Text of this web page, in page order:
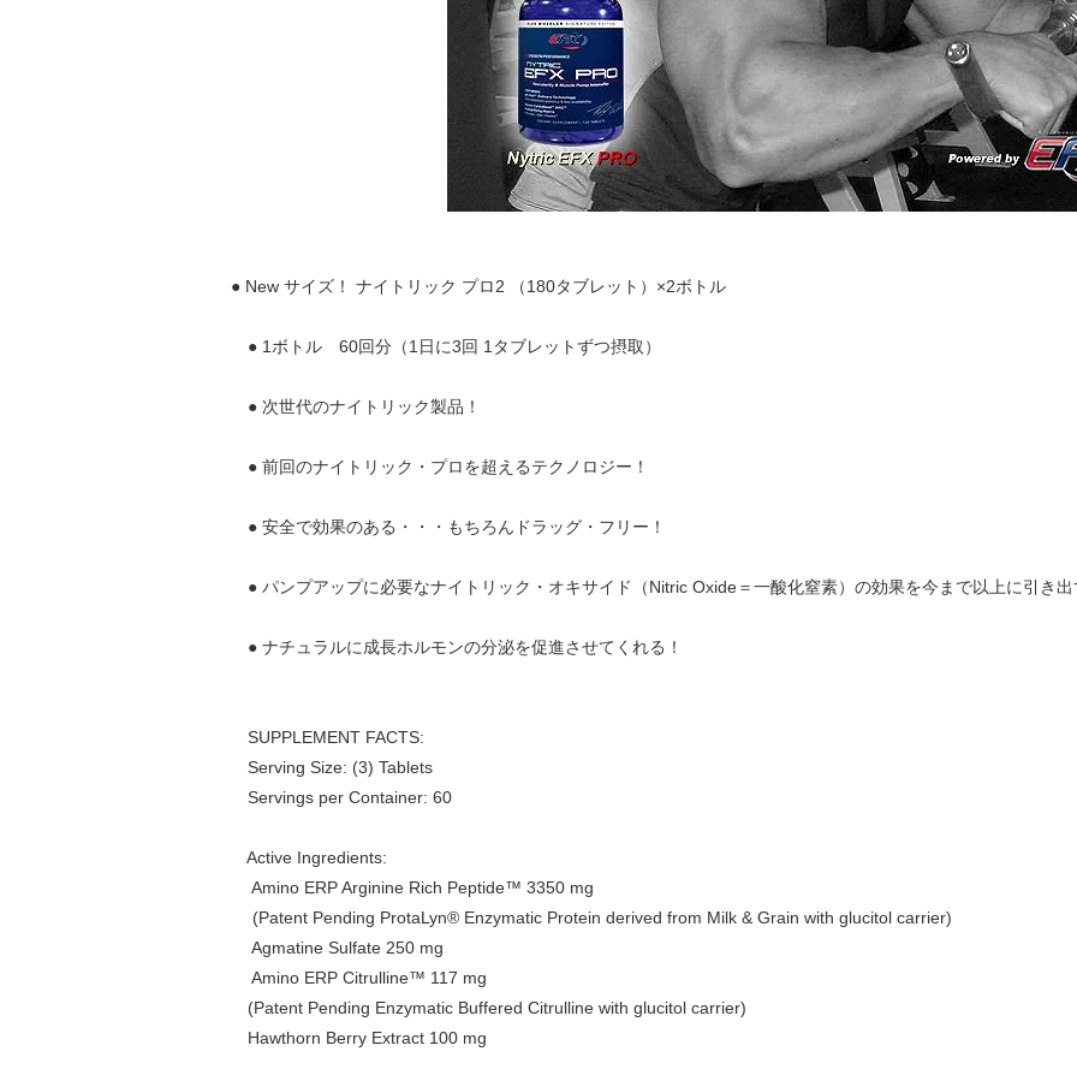
● New サイズ！ ナイトリック プロ2 （180タブレット）×2ボトル
● 1ボトル 60回分（1日に3回 1タブレットずつ摂取）
● 次世代のナイトリック製品！
● 前回のナイトリック・プロを超えるテクノロジー！
● 安全で効果のある・・・もちろんドラッグ・フリー！
● パンプアップに必要なナイトリック・オキサイド（Nitric Oxide＝一酸化窒素）の効果を今まで以上に引き出
● ナチュラルに成長ホルモンの分泌を促進させてくれる！
SUPPLEMENT FACTS:
Serving Size: (3) Tablets
Servings per Container: 60
Active Ingredients:
Amino ERP Arginine Rich Peptide™ 3350 mg
(Patent Pending ProtaLyn® Enzymatic Protein derived from Milk & Grain with glucitol carrier)
Agmatine Sulfate 250 mg
Amino ERP Citrulline™ 117 mg
(Patent Pending Enzymatic Buffered Citrulline with glucitol carrier)
Hawthorn Berry Extract 100 mg